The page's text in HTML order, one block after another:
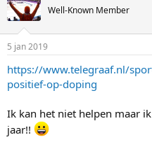
c
s
t
a
t
e
t
a
m
Well-Known Member
5 jan 2019
https://www.telegraaf.nl/
positief-op-doping
Ik kan het niet helpen maar
jaar!!